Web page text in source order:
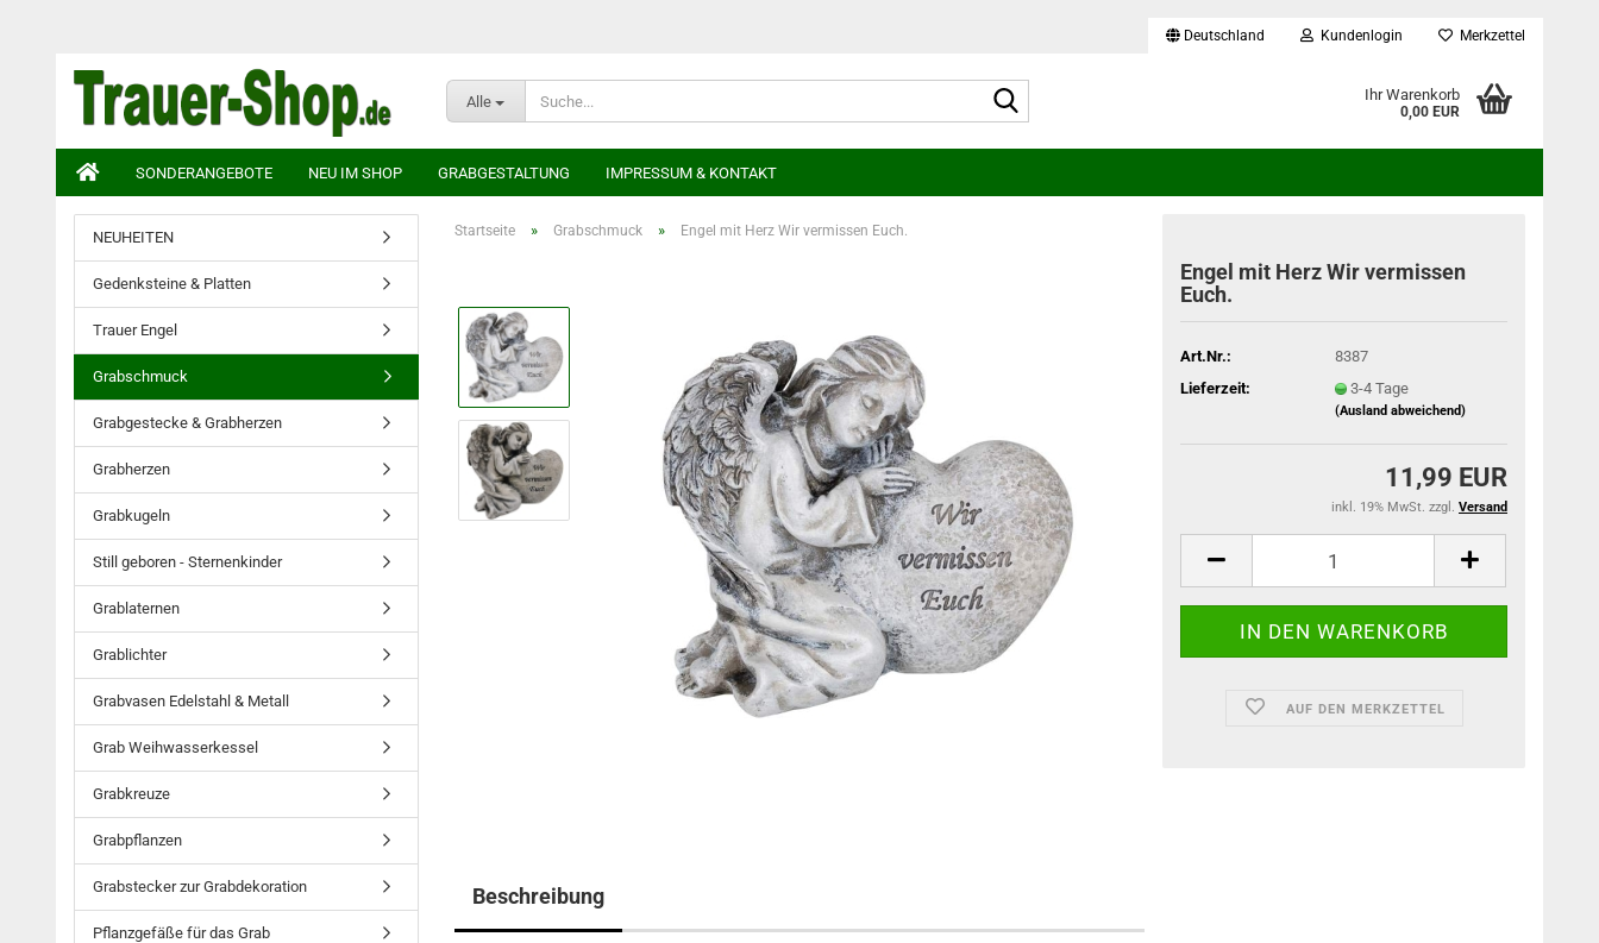
Deutschland Kundenlogin Merkzettel
Alle Ihr Warenkorb
0,00 EUR
SONDERANGEBOTE NEU IM SHOP GRABGESTALTUNG IMPRESSUM & KONTAKT
Startseite » Grabschmuck » Engel mit Herz Wir vermissen Euch.
Engel mit Herz Wir vermissen
Euch.
Art.Nr.:
8387
Lieferzeit:
3-4 Tage
(Ausland abweichend)
11,99 EUR
inkl. 19% MwSt. zzgl. Versand
AUF DEN MERKZETTEL
Beschreibung
NEUHEITEN
Gedenksteine & Platten
Trauer Engel
Grabschmuck
Grabgestecke & Grabherzen
Grabherzen
Grabkugeln
Still geboren - Sternenkinder
Grablaternen
Grablichter
Grabvasen Edelstahl & Metall
Grab Weihwasserkessel
Grabkreuze
Grabpflanzen
Grabstecker zur Grabdekoration
Pflanzgefäße für das Grab